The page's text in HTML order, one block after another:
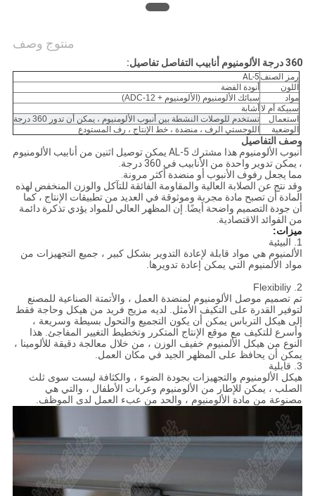
منتوج وصف
360 درجة الألومنيوم أنابيب التفاصل تفاصيل:
رمز الصنفAL-5
اللون
أنودة الفضة
مواد
سبائك الألومنيوم (الألومنيوم + ADC-12)
سبيكة أم لا أشابة
استعمال
تستخدم للوصلات النشطة بين أنبوب الألومنيوم ، يمكن أن تدور 360 درجة
الوضعية
اللوجستي الرف ، منضدة ، خط الإنتاج ، رف المستودع
وصف التفاصيل
أنبوب الألومنيوم هذا مشترك AL-5 يمكن توصيل اثنين من أنابيب الألومنيوم
، يمكن تدوير واحدة من الأنابيب في 360 درجة.
مما يجعل رفوف الأنبوب أو منضدة أكثر مرونة.
وقد نتج عن الصلابة العالية والمقاومة الفائقة للتآكل والوزن المنخفض لهذه
المادة أن تصبح مادة مجربة وموثوقة في العديد من تطبيقات الإنتاج ، كما
أن جودة التصميم واضحة أيضًا. إن المظهر العالي للمواد يؤدي تذكرة دائمة
من الفوائد الاقتصادية.
ميزات:
1. البيئية
الألمنيوم هي مواد قابلة لإعادة التدوير بشكل كبير ، جميع التجهيزات من
مواد الألمنيوم التي يمكن إعادة تدويرها.
2. Flexibiliy
تم تصميم موصل الألومنيوم لمنضدة العمل ، والأتمتة الصناعية للمصنع
لتوفير القدرة على التكيف الأمثل. لديه مزيج فريد من هيكل وحاجة فقط
إلى هيكل الترباس يمكن أن يكون التجميع والتحول بسيطة وسريعة ،
وأسرع للتكيف مع موقع الإنتاج المتكرر وتخطيط التغيير المفاجئ. هذا
النوع من هيكل الألمنيوم خفيف الوزن ، من خلال معالجة دقيقة للألومينا ،
يمكن أن يحافظ على المظهر الجيد في مكان العمل.
3. قابلية
هيكل الألومنيوم والتجهيزات بجودة الضوء ، والكثافة ليست سوى ثلث
الصلب ، يمكن للإطار من الألومنيوم وعربات الأطفال ، والتي هي
مصنوعة من مادة الألومنيوم ، والحد من عبء العمل لدى الموظف.